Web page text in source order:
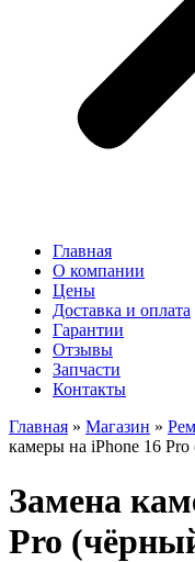
Главная
О компании
Цены
Доставка и оплата
Гарантии
Отзывы
Запчасти
Контакты
Главная » Магазин »
камеры на iPhone 16
Замена
Pro